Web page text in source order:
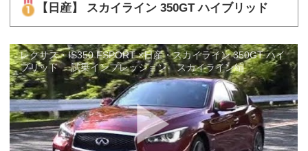
【日産】 スカイライン 350GT ハイブリッド
レクサス・IS350 FSPORT ×日産・スカイライン 350GT ハイ
ブリッド 試乗インプレッション スカイライン編